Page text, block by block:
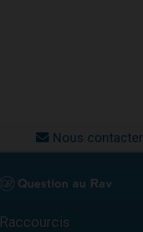
Nous contacter
Raccourcis